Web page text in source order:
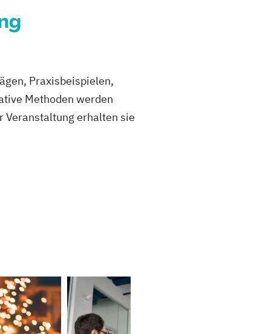
Praxisbeispielen,
Methoden werden
Veranstaltung erhalten sie